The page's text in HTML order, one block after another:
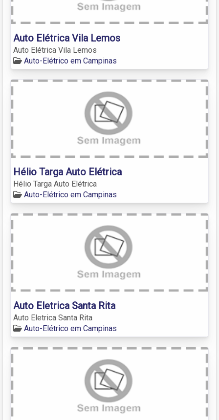
Auto Elétrica Vila Lemos
Auto Elétrica Vila Lemos
Auto-Elétrico em Campinas
Hélio Targa Auto Elétrica
Hélio Targa Auto Elétrica
Auto-Elétrico em Campinas
Auto Eletrica Santa Rita
Auto Eletrica Santa Rita
Auto-Elétrico em Campinas